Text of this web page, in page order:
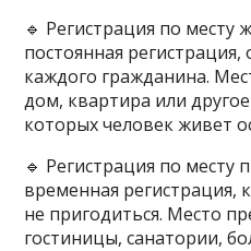
🔹 Регистрация по месту
постоянная
каждого гражданина.
дом, квартира или
которых человек живет
🔹 Регистрация по месту
временная регистрация,
не пригодиться. Место
гостиницы, санатории,